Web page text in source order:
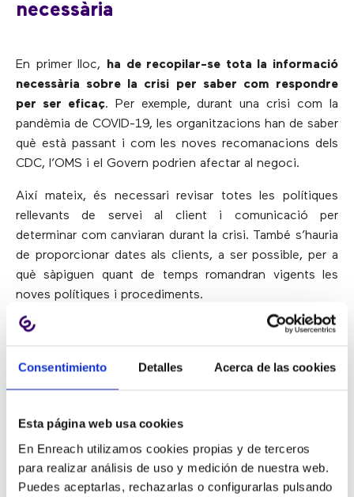
Consentimiento Detalles Acerca de las cookies
Esta página web usa cookies
En Enreach utilizamos cookies propias y de terceros
para realizar análisis de uso y medición de nuestra web.
Puedes aceptarlas, rechazarlas o configurarlas pulsando
necessària
En primer lloc,
ha de recopilar-se tota la informació
necessària sobre la crisi per saber com respondre
per ser eficaç. Per exemple, durant una crisi com la
pandèmia de COVID-19, les organitzacions han de saber
què està passant i com les noves recomanacions dels
CDC, l’OMS i el Govern podrien afectar al negoci.
Així mateix, és necessari revisar totes les polítiques
rellevants de servei al client i comunicació per
determinar com canviaran durant la crisi. També s’hauria
de proporcionar dates als clients, a ser possible, per a
què sàpiguen quant de temps romandran vigents les
noves polítiques i procediments.
gestió de crisi
Crear un equip de gestió de crisi ajuda a liderar la
càrrega en els contact center. Aquest equip ajudarà a
mantenir a l’empresa i els empleats centrats en els
objectius i les tasques a desenvolupar durant tota la